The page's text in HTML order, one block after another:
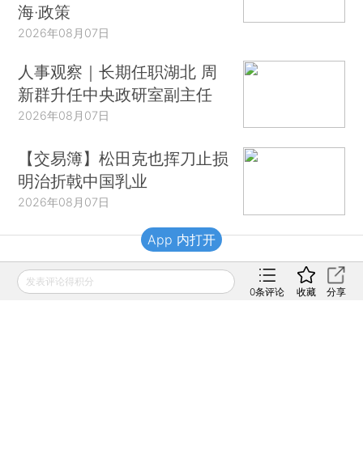
海·政策
2026年08月07日
人事观察｜长期任职湖北 周
新群升任中央政研室副主任
2026年08月07日
【交易簿】松田克也挥刀止损
明治折戟中国乳业
2026年08月07日
财新移动
发表评论得积分
0条评论 收藏 分享
App 内打开